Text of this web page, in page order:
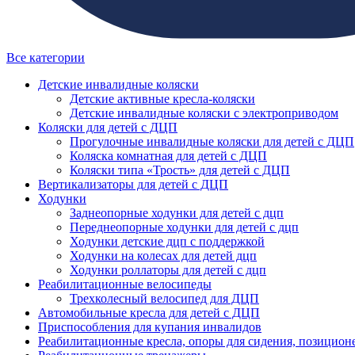
Все категории
Детские инвалидные коляски
Детские активные кресла-коляски
Детские инвалидные коляски с электроприводом
Коляски для детей с ДЦП
Прогулочные инвалидные коляски для детей с ДЦП
Коляска комнатная для детей с ДЦП
Коляски типа «Трость» для детей с ДЦП
Вертикализаторы для детей с ДЦП
Ходунки
Заднеопорные ходунки для детей с дцп
Переднеопорные ходунки для детей с дцп
Ходунки детские дцп с поддержкой
Ходунки на колесах для детей дцп
Ходунки роллаторы для детей с дцп
Реабилитационные велосипеды
Трехколесный велосипед для ДЦП
Автомобильные кресла для детей с ДЦП
Приспособления для купания инвалидов
Реабилитационные кресла, опоры для сидения,